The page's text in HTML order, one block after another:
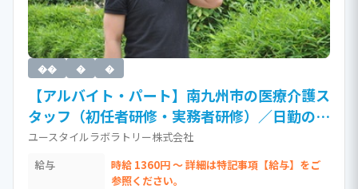
�� � �
【アルバイト・パート】南九州市の医療介護ス
タッフ（初任者研修・実務者研修）／日勤のみ
／資格が取れる・活かせる訪問介護（時給
1,360円以上）［Ja］ / 介護職員実務者研修
(ホームヘルパー1級)
ユースタイルラボラトリー株式会社
給与
時給 1360円 ～ 詳細は特記事項【給与】をご
参照ください。